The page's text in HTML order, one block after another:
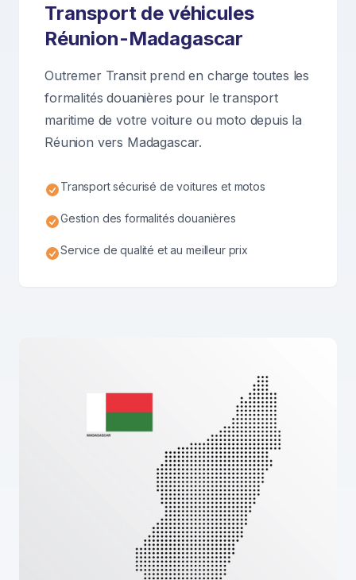
Transport de véhicules
Réunion-Madagascar
Outremer Transit prend en charge toutes les
formalités douanières pour le transport
maritime de votre voiture ou moto depuis la
Réunion vers Madagascar.
Transport sécurisé de voitures et motos
Gestion des formalités douanières
Service de qualité et au meilleur prix